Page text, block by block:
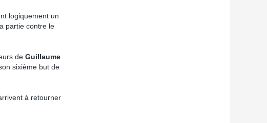
logiquement un
partie contre le
de Guillaume
sixième but de
à retourner